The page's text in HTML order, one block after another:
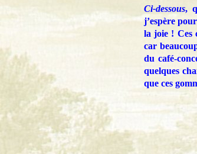
Ci-dessous,
j’espère
la joie ! Ces
car
du café-
quelques
que ces